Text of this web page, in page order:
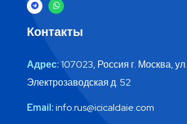
Контакты
Адрес:107023, Россия г. Москва, ул.
Электрозаводская д. 52
Email:info.rus@icicaldaie.com